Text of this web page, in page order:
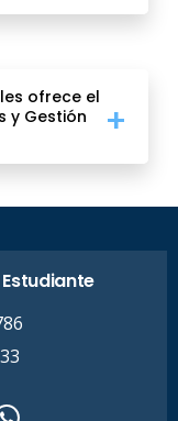
ofrece el
y Gestión